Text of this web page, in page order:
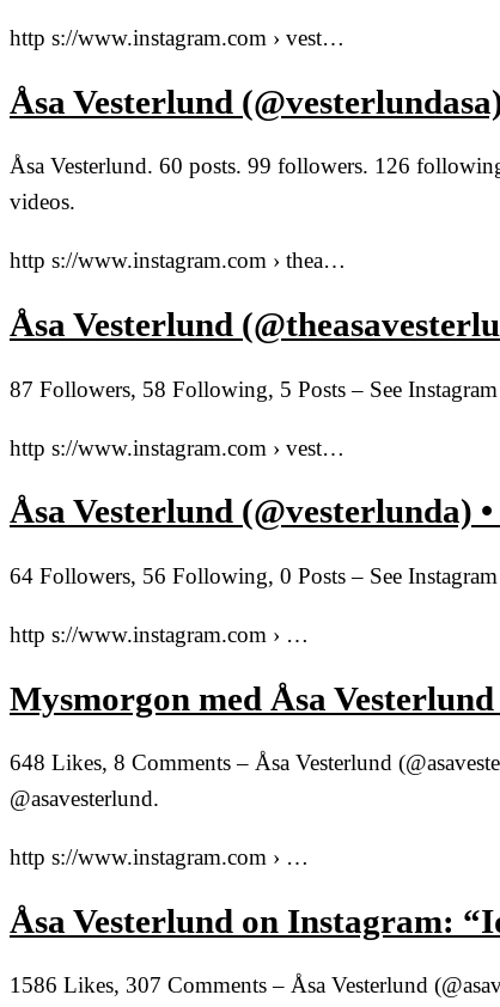
http s://www.instagram.com › vest…
Åsa Vesterlund
Åsa Vesterlund. 60 posts. 99 followers. 126
videos.
http s://www.instagram.com › thea…
Åsa Vesterlund
87 Followers, 58 Following, 5 Posts – See
http s://www.instagram.com › vest…
Åsa Vesterlund (@vesterlunda)
64 Followers, 56 Following, 0 Posts – See
http s://www.instagram.com › …
Mysmorgon med Åsa
648 Likes, 8 Comments – Åsa Vesterlund
@asavesterlund.
http s://www.instagram.com › …
Åsa Vesterlund on Instagram:
1586 Likes, 307 Comments – Åsa Vesterlund